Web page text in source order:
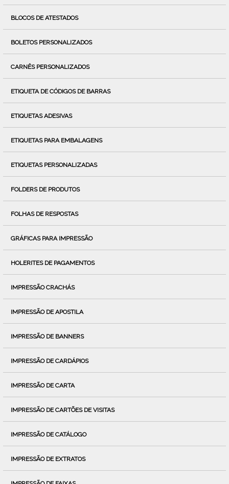
BLOCOS DE ATESTADOS
BOLETOS PERSONALIZADOS
CARNÊS PERSONALIZADOS
ETIQUETA DE CÓDIGOS DE BARRAS
ETIQUETAS ADESIVAS
ETIQUETAS PARA EMBALAGENS
ETIQUETAS PERSONALIZADAS
FOLDERS DE PRODUTOS
FOLHAS DE RESPOSTAS
GRÁFICAS PARA IMPRESSÃO
HOLERITES DE PAGAMENTOS
IMPRESSÃO CRACHÁS
IMPRESSÃO DE APOSTILA
IMPRESSÃO DE BANNERS
IMPRESSÃO DE CARDÁPIOS
IMPRESSÃO DE CARTA
IMPRESSÃO DE CARTÕES DE VISITAS
IMPRESSÃO DE CATÁLOGO
IMPRESSÃO DE EXTRATOS